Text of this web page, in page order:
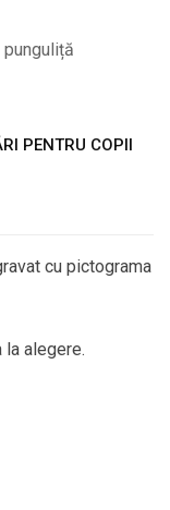
PENTRU COPII
cu pictograma
la alegere.